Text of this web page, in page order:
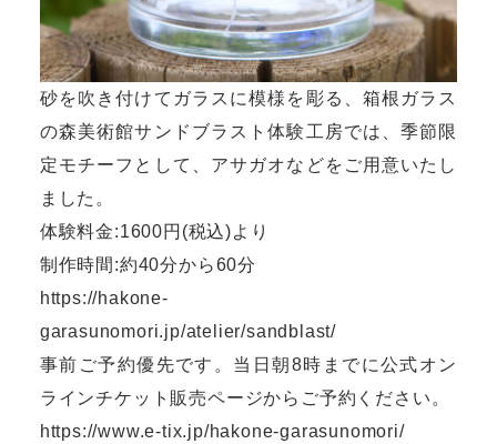
砂を吹き付けてガラスに模様を彫る、箱根ガラス
の森美術館サンドブラスト体験工房では、季節限
定モチーフとして、アサガオなどをご用意いたし
ました。
体験料金:1600円(税込)より
制作時間:約40分から60分
https://hakone-
garasunomori.jp/atelier/sandblast/
事前ご予約優先です。当日朝8時までに公式オン
ラインチケット販売ページからご予約ください。
https://www.e-tix.jp/hakone-garasunomori/